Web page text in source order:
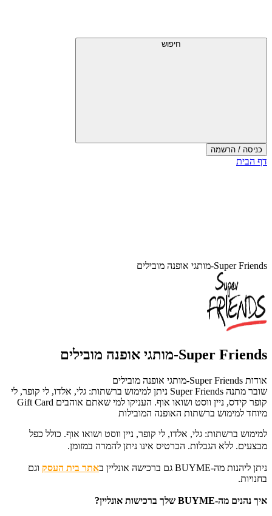
עליון
חיפוש
כניסה / הרשמה
סוף
דף הבית
Super Friends-מותגי אופנה מובילים
Super Friends-מותגי אופנה מובילים
אודות Super Friends-מותגי אופנה מובילים
שובר מתנה Super Friends ניתן למימוש ברשתות: גלי, אלדו, לי קופר, לי
קופר קידס, ניין ווסט ושואו אוף. העניקו למי שאתם אוהבים Gift Card
מיוחד למימוש ברשתות האופנה המובילות
למימוש ברשתות: גלי, אלדו, לי קופר, ניין ווסט ושואו אוף. כולל כפל
מבצעים. ללא הגבלות. הכרטיס אינו ניתן להמרה במזומן.
ניתן ליהנות מה-BUYME גם ברכישה אונליין ב אתר בית העסק וגם
בחנויות.
איך נהנים מה-BUYME שלך ברכישות אונליין?